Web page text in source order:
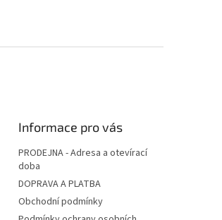
Informace pro vás
PRODEJNA - Adresa a otevírací
doba
DOPRAVA A PLATBA
Obchodní podmínky